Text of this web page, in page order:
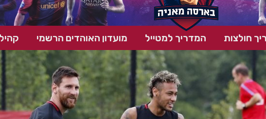
חולצות המדריך למטייל מועדון האוהדים הרשמי